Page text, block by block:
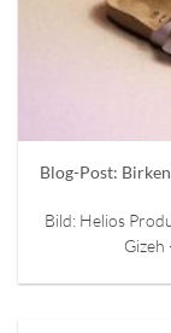
Blog-Post:
Bild: Helios
Gizeh